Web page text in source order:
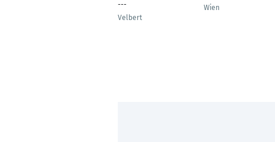
---
Velbert
Wien